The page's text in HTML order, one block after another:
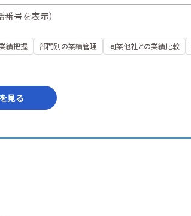
番号を表示）
績把握 部門別の業績管理 同業他社との業績比較
見る